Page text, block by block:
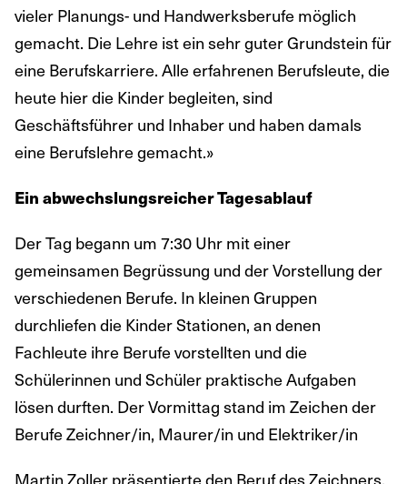
vieler Planungs- und Handwerksberufe möglich
gemacht. Die Lehre ist ein sehr guter Grundstein für
eine Berufskarriere. Alle erfahrenen Berufsleute, die
heute hier die Kinder begleiten, sind
Geschäftsführer und Inhaber und haben damals
eine Berufslehre gemacht.»
Ein abwechslungsreicher Tagesablauf
Der Tag begann um 7:30 Uhr mit einer
gemeinsamen Begrüssung und der Vorstellung der
verschiedenen Berufe. In kleinen Gruppen
durchliefen die Kinder Stationen, an denen
Fachleute ihre Berufe vorstellten und die
Schülerinnen und Schüler praktische Aufgaben
lösen durften. Der Vormittag stand im Zeichen der
Berufe Zeichner/in, Maurer/in und Elektriker/in
Martin Zoller präsentierte den Beruf des Zeichners,